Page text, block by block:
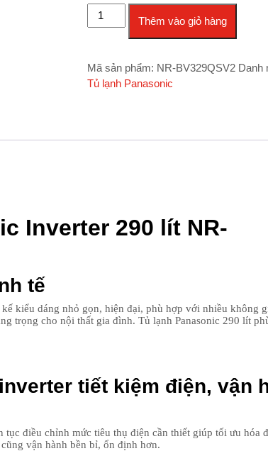
Tủ lạnh Panasonic Inverter 290 lít
Thêm vào giỏ hàng
Mã sản phẩm: NR-BV329QSV2 Danh
Tủ lạnh Panasonic
Inverter 290 lít NR-
tế
kiểu dáng nhỏ gọn, hiện đại, phù hợp với nhiều không
trọng cho nội thất gia đình. Tủ lạnh Panasonic 290 lít
tiết kiệm điện, vận
điều chỉnh mức tiêu thụ điện cần thiết giúp tối ưu hóa
vận hành bền bỉ, ổn định hơn.